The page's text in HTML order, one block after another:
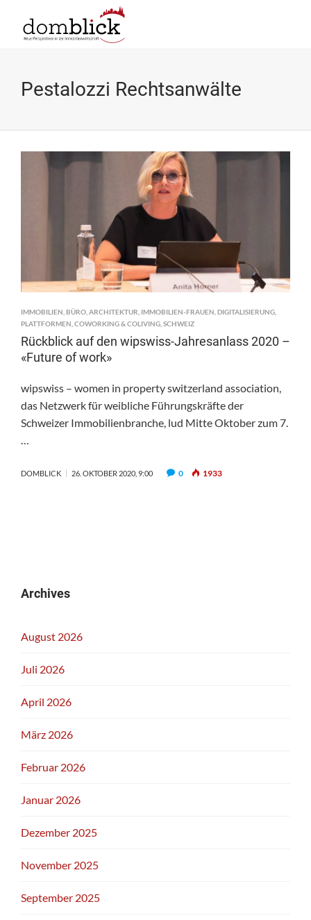
Pestalozzi Rechtsanwälte
IMMOBILIEN BÜRO ARCHITEKTUR IMMOBILIEN-FRAUEN DIGITALISIERUNG
PLATTFORMEN COWORKING & COLIVING SCHWEIZ
Rückblick auf den wipswiss-Jahresanlass 2020 –
«Future of work»
wipswiss – women in property switzerland association,
das Netzwerk für weibliche Führungskräfte der
Schweizer Immobilienbranche, lud Mitte Oktober zum 7.
…
DOMBLICK 26. OKTOBER 2020, 9:00 0 1933
Archives
August 2026
Juli 2026
April 2026
März 2026
Februar 2026
Januar 2026
Dezember 2025
November 2025
September 2025